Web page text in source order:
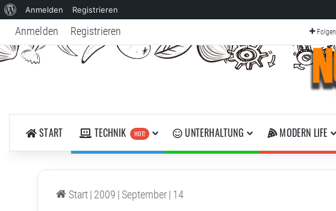
Über
WordPress
Anmelden Registrieren
Anmelden Registrieren Folgen
START TECHNIK HOT! UNTERHALTUNG MODERN LIFE
Start| 2009 | September| 14